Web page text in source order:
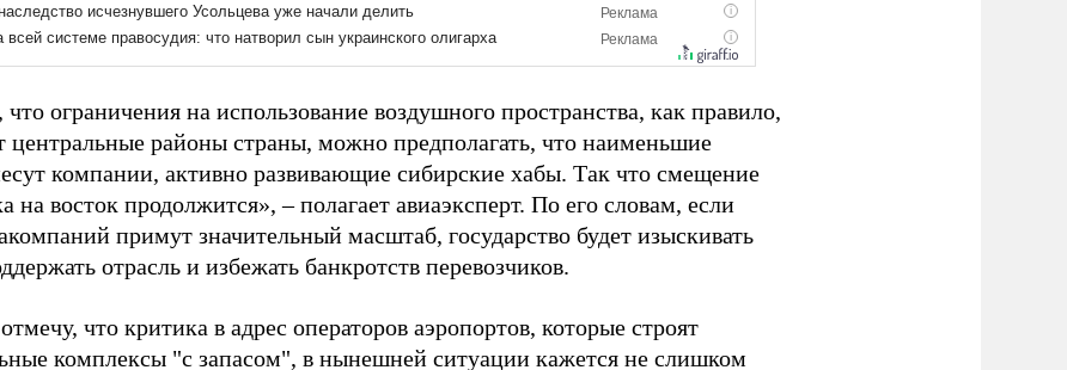
ограничения на использование воздушного пространства, как правило,
центральные районы страны, можно предполагать, что наименьшие
компании, активно развивающие сибирские хабы. Так что смещение
на восток продолжится», – полагает авиаэксперт. По его словам, если
примут значительный масштаб, государство будет изыскивать
отрасль и избежать банкротств перевозчиков.
что критика в адрес операторов аэропортов, которые строят
комплексы "с запасом", в нынешней ситуации кажется не слишком